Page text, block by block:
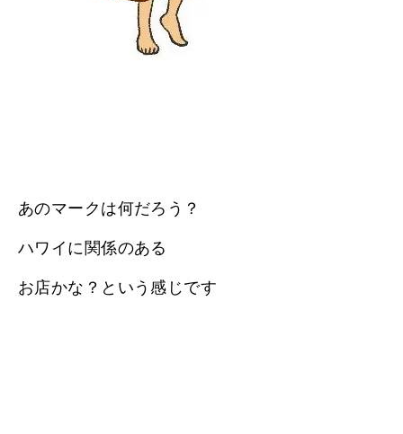
あのマークは何だろう？
ハワイに関係のある
お店かな？という感じです